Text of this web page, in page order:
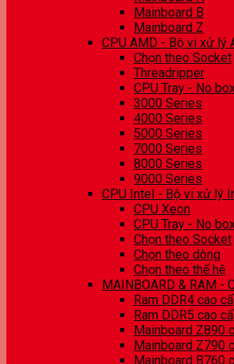
Mainboard B
Mainboard Z
CPU AMD - Bộ vi xử lý
Chọn theo Socket
Threadripper
CPU Tray - No
3000 Series
4000 Series
5000 Series
7000 Series
8000 Series
9000 Series
CPU Intel - Bộ vi xử lý
CPU Xeon
CPU Tray - No
Chọn theo Socket
Chọn theo dòng
Chọn theo thế hệ
MAINBOARD & RAM -
Ram DDR4 cao
Ram DDR5 cao
Mainboard Z890
Mainboard Z790
Mainboard B760